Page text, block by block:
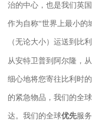
治的中心，也是我们英
作为自称“世界上最小的
（无论大小）运送到比
从安特卫普到阿尔隆，
细心地将您寄往比利时
的紧急物品，我们的全球
达。我们的全球优先服